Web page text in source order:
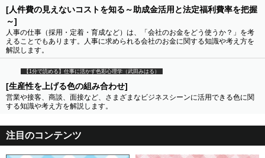
[人件費の見えないコストを知る～助成金活用と法定福利費率を把握
～]
人事の仕事（採用・定着・育成など）は、「会社のお金をどう使うか？」を考
えることでもあります。人事に求められる会社のお金に関する知識や考え方を
解説します。
【1分で読める】仕事に活かす色彩心理学（武田みはる）
[生産性を上げる色の組み合わせ]
営業や接客、商談、面接など、さまざまなビジネスシーンに活用できる色に関
する知識や考え方を解説します。
注目のコンテンツ